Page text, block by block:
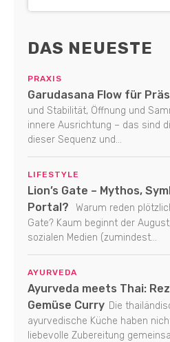
DAS NEUESTE
PRAXIS
Garudasana Flow für
und Stabilität, Öffnung und
innere Ausrichtung – das sind
dieser Sequenz und...
LIFESTYLE
Lion’s Gate – Mythos,
Portal?
Warum reden
Gate? Kaum beginnt der
sozialen Medien (zumindest...
AYURVEDA
Ayurveda meets Thai:
Gemüse Curry Die
ayurvedische Küche haben
liebevolle Zubereitung